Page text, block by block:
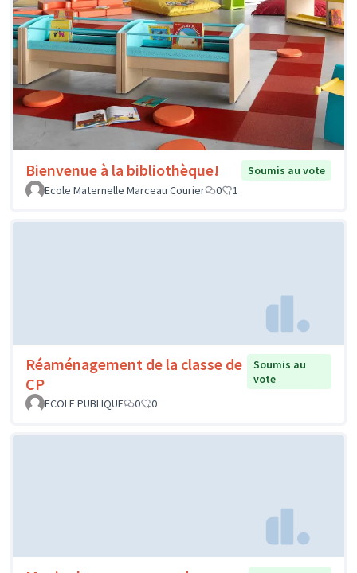
Bienvenue à la bibliothèque!
Soumis au vote
Ecole Maternelle Marceau Courier
0 1
Réaménagement de la classe de
CP
Soumis au
vote
ECOLE PUBLIQUE
0 0